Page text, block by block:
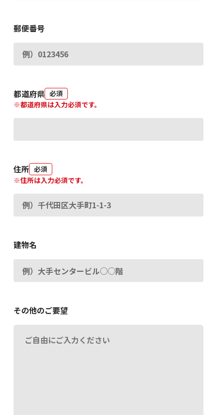
郵便番号
都道府県 必須
※都道府県は入力必須です。
住所 必須
※住所は入力必須です。
建物名
その他のご要望